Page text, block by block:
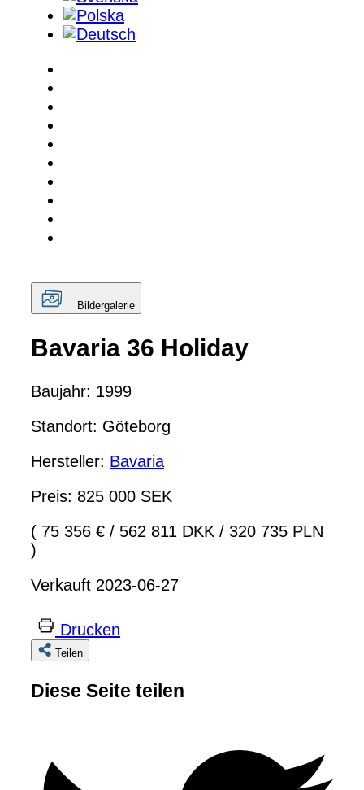
Bildergalerie
Bavaria 36 Holiday
Baujahr: 1999
Standort: Göteborg
Hersteller: Bavaria
Preis: 825 000 SEK
( 75 356 € / 562 811 DKK / 320 735 PLN
)
Verkauft 2023-06-27
Drucken
Teilen
Diese Seite teilen